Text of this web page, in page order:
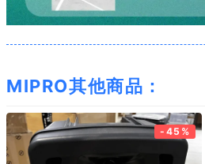
MIPRO其他商品：
-45%